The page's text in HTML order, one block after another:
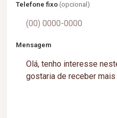
Telefone fixo (opcional)
Mensagem